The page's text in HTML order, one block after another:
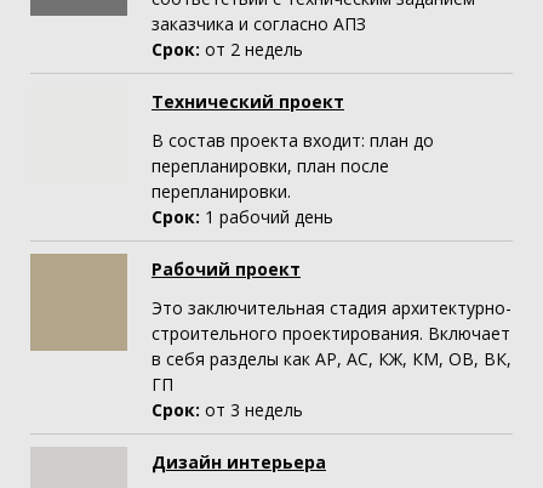
заказчика и согласно АПЗ
Срок: от 2 недель
Технический проект
В состав проекта входит: план до
перепланировки, план после
перепланировки.
Срок: 1 рабочий день
Рабочий проект
Это заключительная стадия архитектурно-
строительного проектирования. Включает
в себя разделы как АР, АС, КЖ, КМ, ОВ, ВК,
ГП
Срок: от 3 недель
Дизайн интерьера